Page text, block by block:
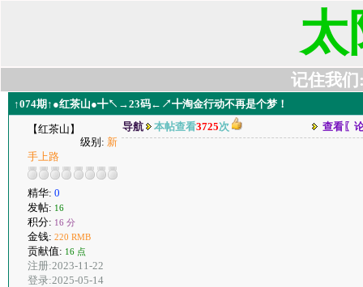
太
记住我们
↑074期↑●红茶山●╋↖→23码←↗╋淘金行动不再是个梦！
【红茶山】
级别: 新
手上路
精华: 0
发帖: 16
积分: 16 分
金钱: 220 RMB
贡献值: 16 点
注册:2023-11-22
登录:2025-05-14
导航 本帖查看3725次 查看〖